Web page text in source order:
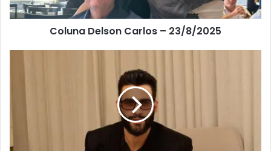
Coluna Delson Carlos – 23/8/2025